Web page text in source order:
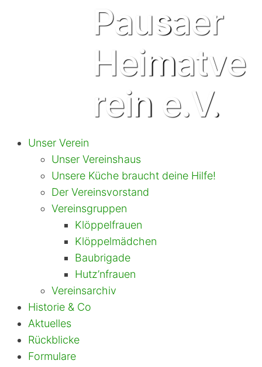
Pausaer
Heimatve
rein e.V.
Unser Verein
Unser Vereinshaus
Unsere Küche braucht deine Hilfe!
Der Vereinsvorstand
Vereinsgruppen
Klöppelfrauen
Klöppelmädchen
Baubrigade
Hutz’nfrauen
Vereinsarchiv
Historie & Co
Aktuelles
Rückblicke
Formulare